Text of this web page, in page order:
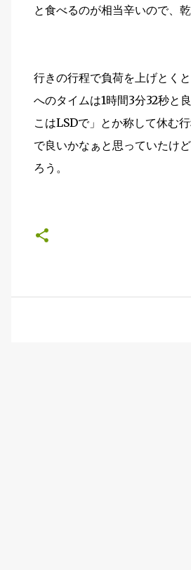
と食べるのが相当辛いので、
行きの行程で負荷を上げとく
へのタイムは1時間3分32秒と
こはLSDで」とか称して休む
で良いかなぁと思っていたけ
ろう。